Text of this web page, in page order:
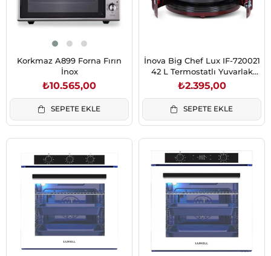
Korkmaz A899 Forna Fırın
İnox
₺10.565,00
SEPETE EKLE
İnova Big Chef Lux IF-720021
42 L Termostatlı Yuvarlak
Mini Fırın 1300W
₺2.395,00
SEPETE EKLE